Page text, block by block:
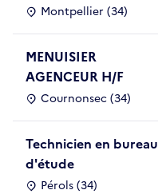
Montpellier (34)
MENUISIER
AGENCEUR H/F
Cournonsec (34)
Technicien en bureau
d'étude
Pérols (34)